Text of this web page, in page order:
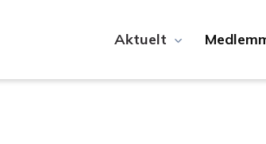
Aktuelt